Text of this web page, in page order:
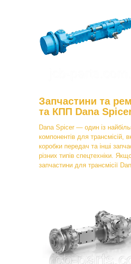
Запчастини та
та КПП Dana
Dana Spicer — один із
компонентів для трансмісій,
коробки передач та інші
різних типів спецтехніки.
запчастини для трансмісії